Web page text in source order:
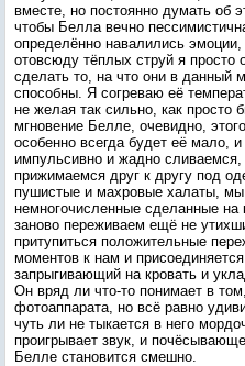
вместе, но постоянно думать об
чтобы Белла вечно
определённо навалились
отовсюду тёплых струй я просто
сделать то, на что они в данный
способны. Я согреваю её
не желая так сильно, как просто
мгновение Белле, очевидно,
особенно всегда будет её мало,
импульсивно и жадно сливаемся,
прижимаемся друг к другу под
пушистые и махровые халаты,
немногочисленные сделанные на
заново переживаем ещё не
притупиться положительные
моментов к нам и
запрыгивающий на кровать и
Он вряд ли что-то понимает в
фотоаппарата, но всё равно
чуть ли не тыкается в него
проигрывает звук, и
Белле становится смешно.